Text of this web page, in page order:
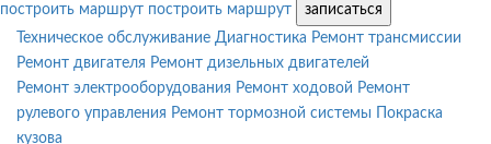
построить маршрут построить маршрут
записаться
Техническое обслуживание Диагностика Ремонт трансмиссии
Ремонт двигателя Ремонт дизельных двигателей
Ремонт электрооборудования Ремонт ходовой Ремонт
рулевого управления Ремонт тормозной системы
Покраска
кузова